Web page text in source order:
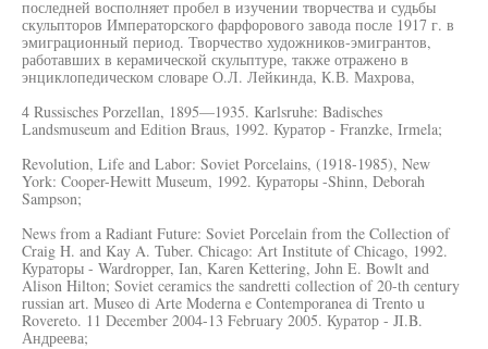
последней восполняет пробел в изучении творчества и судьбы
скульпторов Императорского фарфорового завода после 1917 г. в
эмиграционный период. Творчество художников-эмигрантов,
работавших в керамической скульптуре, также отражено в
энциклопедическом словаре О.Л. Лейкинда, К.В. Махрова,
4 Russisches Porzellan, 1895—1935. Karlsruhe: Badisches
Landsmuseum and Edition Braus, 1992. Куратор - Franzke, Irmela;
Revolution, Life and Labor: Soviet Porcelains, (1918-1985), New
York: Cooper-Hewitt Museum, 1992. Кураторы -Shinn, Deborah
Sampson;
News from a Radiant Future: Soviet Porcelain from the Collection of
Craig H. and Kay A. Tuber. Chicago: Art Institute of Chicago, 1992.
Кураторы - Wardropper, Ian, Karen Kettering, John E. Bowlt and
Alison Hilton; Soviet ceramics the sandretti collection of 20-th century
russian art. Museo di Arte Moderna e Contemporanea di Trento u
Rovereto. 11 December 2004-13 February 2005. Куратор - JI.B.
Андреева;